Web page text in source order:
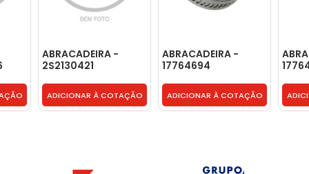
ABRACADEIRA -
2S2130421
ADICIONAR À COTAÇÃO
ABRACADEIRA -
17764694
ADICIONAR À COTAÇÃO